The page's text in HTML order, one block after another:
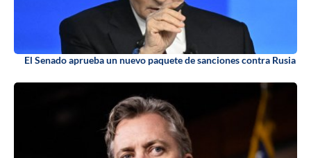
El Senado aprueba un nuevo paquete de sanciones contra Rusia